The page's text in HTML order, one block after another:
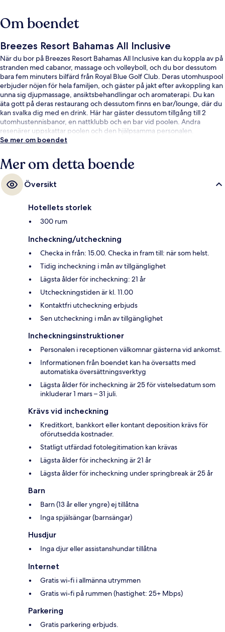
Om boendet
Breezes Resort Bahamas All Inclusive
När du bor på Breezes Resort Bahamas All Inclusive kan du koppla av på
stranden med cabanor, massage och volleyboll, och du bor dessutom
bara fem minuters bilfärd från Royal Blue Golf Club. Deras utomhuspool
erbjuder nöjen för hela familjen, och gäster på jakt efter avkoppling kan
unna sig djupmassage, ansiktsbehandlingar och aromaterapi. Du kan
äta gott på deras restaurang och dessutom finns en bar/lounge, där du
kan svalka dig med en drink. Här har gäster dessutom tillgång till 2
utomhustennisbanor, en nattklubb och en bar vid poolen. Andra
resenärer uppskattar poolen och den hjälpsamma personalen.
Se mer om boendet
Mer om detta boende
Översikt
Hotellets storlek
300 rum
Incheckning/utcheckning
Checka in från: 15.00. Checka in fram till: när som helst.
Tidig incheckning i mån av tillgänglighet
Lägsta ålder för incheckning: 21 år
Utcheckningstiden är kl. 11.00
Kontaktfri utcheckning erbjuds
Sen utcheckning i mån av tillgänglighet
Incheckningsinstruktioner
Personalen i receptionen välkomnar gästerna vid ankomst.
Informationen från boendet kan ha översatts med
automatiska översättningsverktyg
Lägsta ålder för incheckning är 25 för vistelsedatum som
inkluderar 1 mars – 31 juli.
Krävs vid incheckning
Kreditkort, bankkort eller kontant deposition krävs för
oförutsedda kostnader.
Statligt utfärdad fotolegitimation kan krävas
Lägsta ålder för incheckning är 21 år
Lägsta ålder för incheckning under springbreak är 25 år
Barn
Barn (13 år eller yngre) ej tillåtna
Inga spjälsängar (barnsängar)
Husdjur
Inga djur eller assistanshundar tillåtna
Internet
Gratis wi-fi i allmänna utrymmen
Gratis wi-fi på rummen (hastighet: 25+ Mbps)
Parkering
Gratis parkering erbjuds.